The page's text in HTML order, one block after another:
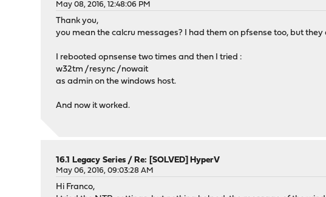
May 08, 2016, 12:48:06 PM
Thank you,
you mean the calcru messages? I had them on pfsense too, but
I rebooted opnsense two times and then I tried :
w32tm /resync /nowait
as admin on the windows host.
And now it worked.
16.1 Legacy Series /Re: [SOLVED] HyperV
May 06, 2016, 09:03:28 AM
Hi Franco,